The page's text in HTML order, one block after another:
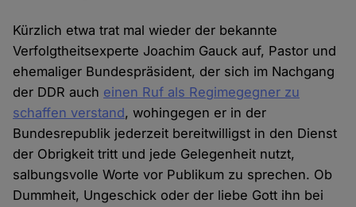
Kürzlich etwa trat mal wieder der bekannte
Verfolgtheitsexperte Joachim Gauck auf, Pastor und
ehemaliger Bundespräsident, der sich im Nachgang
der DDR auch einen Ruf als Regimegegner zu
schaffen verstand, wohingegen er in der
Bundesrepublik jederzeit bereitwilligst in den Dienst
der Obrigkeit tritt und jede Gelegenheit nutzt,
salbungsvolle Worte vor Publikum zu sprechen. Ob
Dummheit, Ungeschick oder der liebe Gott ihn bei